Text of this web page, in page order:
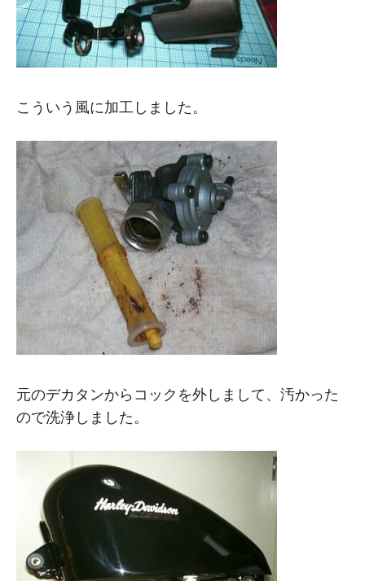
こういう風に加工しました。
元のデカタンからコックを外しまして、汚かった
ので洗浄しました。